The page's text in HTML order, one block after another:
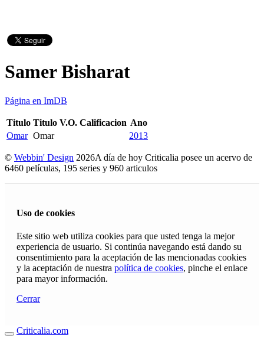
Samer Bisharat
Página en ImDB
Titulo Titulo V.O. Calificacion Ano
Omar Omar 2013
© Webbin' Design 2026A día de hoy Criticalia posee un acervo de
6460 películas, 195 series y 960 articulos
Uso de cookies
Este sitio web utiliza cookies para que usted tenga la mejor
experiencia de usuario. Si continúa navegando está dando su
consentimiento para la aceptación de las mencionadas cookies
y la aceptación de nuestra política de cookies, pinche el enlace
para mayor información.
Cerrar
Criticalia.com